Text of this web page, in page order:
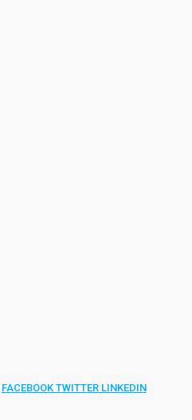
FACEBOOK TWITTER LINKEDIN